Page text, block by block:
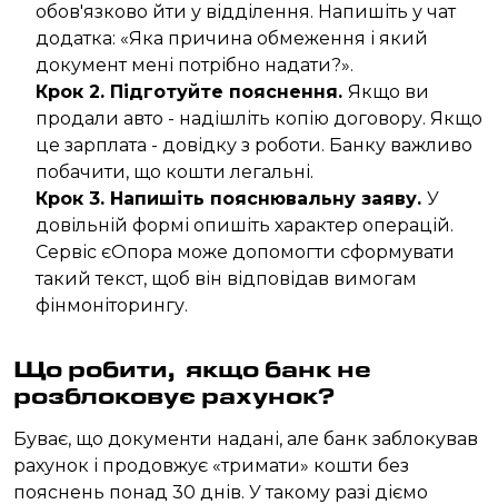
обов'язково йти у відділення. Напишіть у чат
додатка: «Яка причина обмеження і який
документ мені потрібно надати?».
Крок 2. Підготуйте пояснення. Якщо ви
продали авто - надішліть копію договору. Якщо
це зарплата - довідку з роботи. Банку важливо
побачити, що кошти легальні.
Крок 3. Напишіть пояснювальну заяву. У
довільній формі опишіть характер операцій.
Сервіс єОпора може допомогти сформувати
такий текст, щоб він відповідав вимогам
фінмоніторингу.
Що робити, якщо банк не
розблоковує рахунок?
Буває, що документи надані, але банк заблокував
рахунок і продовжує «тримати» кошти без
пояснень понад 30 днів. У такому разі діємо